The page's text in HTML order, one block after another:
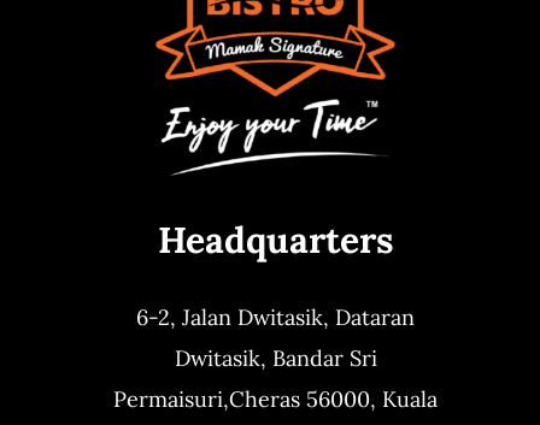
Headquarters
6-2, Jalan Dwitasik, Dataran
Dwitasik, Bandar Sri
Permaisuri,Cheras 56000, Kuala